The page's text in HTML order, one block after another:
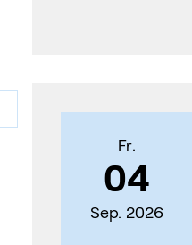
Fr.
04
Sep. 2026